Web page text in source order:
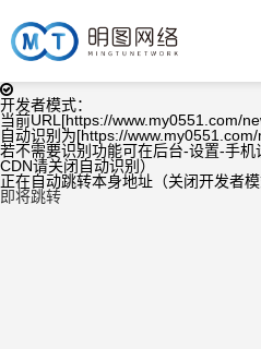
开发者模式：
当前URL[https://www.my0551.com/
自动识别为[https://
若不需要识别功能可在后台-设置-手
CDN请关闭自动识别）
正在自动跳转本身地址（关闭开发者模
即将跳转